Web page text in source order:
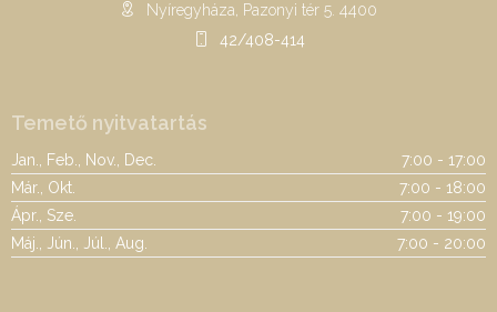
Nyíregyháza, Pazonyi tér 5. 4400
42/408-414
Temető nyitvatartás
Jan., Feb., Nov., Dec.
7:00 - 17:00
Már., Okt.
7:00 - 18:00
Ápr., Sze.
7:00 - 19:00
Máj., Jún., Júl., Aug.
7:00 - 20:00